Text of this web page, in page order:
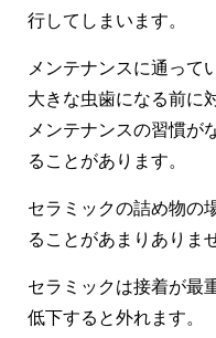
行してしまいます。
メンテナンスに通って
大きな虫歯になる前に
メンテナンスの習慣が
ることがあります。
セラミックの詰め物の
ることがあまりありま
セラミックは接着が最
低下すると外れます。